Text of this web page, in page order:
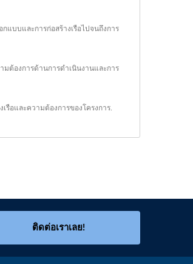
แบบและการก่อสร้างเรือไปจนถึงการ
มต้องการด้านการดำเนินงานและการ
รือและความต้องการของโครงการ.
ติดต่อเราเลย!